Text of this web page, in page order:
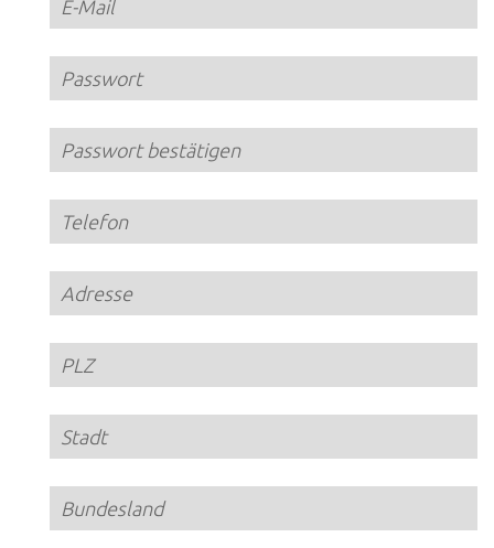
Logistiklösungen
E-Commerce
LÖSUNGEN
Marketinglösungen
ALLE
LÖSUNGEN
LÖSUNGEN